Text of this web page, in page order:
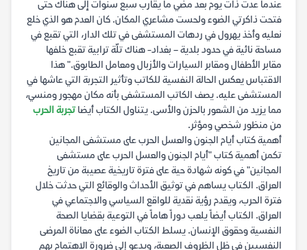
عندما عدت ذات يوم بعد مضي ما يقارب سبع سنوات إلى هناك حتى
فتحت ذاكرتي الضوء ولحست مشاعري المكان. كان العدم هو الذي خلع
نعليه وأخذ يهرول في ردهات المستشفى في تلك الدار، التي تقبع في
مساحة نائية في حدود بلدية – بغداد- هناك تلّة ترابية تقبع خلفها
مقابر الأطفال ومقابر السيارات والأزبال ومعامل الطابوق." هذا
الاقتباس يعكس الحالة النفسية للكاتب وتأثير التجربة التي عاشها في
المستشفى عليه. يصف الكاتب المستشفى بأنه مكان مهجور ومنسي،
مما يزيد من الشعور بالحزن والأسى. يتناول الكتاب أيضاتجربة الحرب
من منظور شخصي ومؤثر.
أهمية كتاب أيام الجنون والعسل الحرب على مستشفى المجانين
تكمن أهمية كتاب "أيام الجنون والعسل الحرب على مستشفى
المجانين" في كونه شهادة حية على فترة تاريخية عصيبة من تاريخ
العراق. الكتاب يساهم في توثيق الأحداث والوقائع التي حدثت خلال
فترة الحرب، ويقدم رؤية نقدية للواقع السياسي والاجتماعي في
العراق. الكتاب أيضاً يلعب دوراً هاماً في التوعية بقضايا الصحة
النفسية وحقوق الإنسان. يسلط الكتاب الضوء على معاناة المرضى
النفسيين في ظل الظروف الصعبة، ويدعو إلى ضرورة الاهتمام بهم